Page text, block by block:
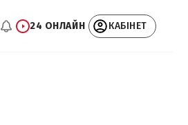
24 ОНЛАЙН КАБІНЕТ